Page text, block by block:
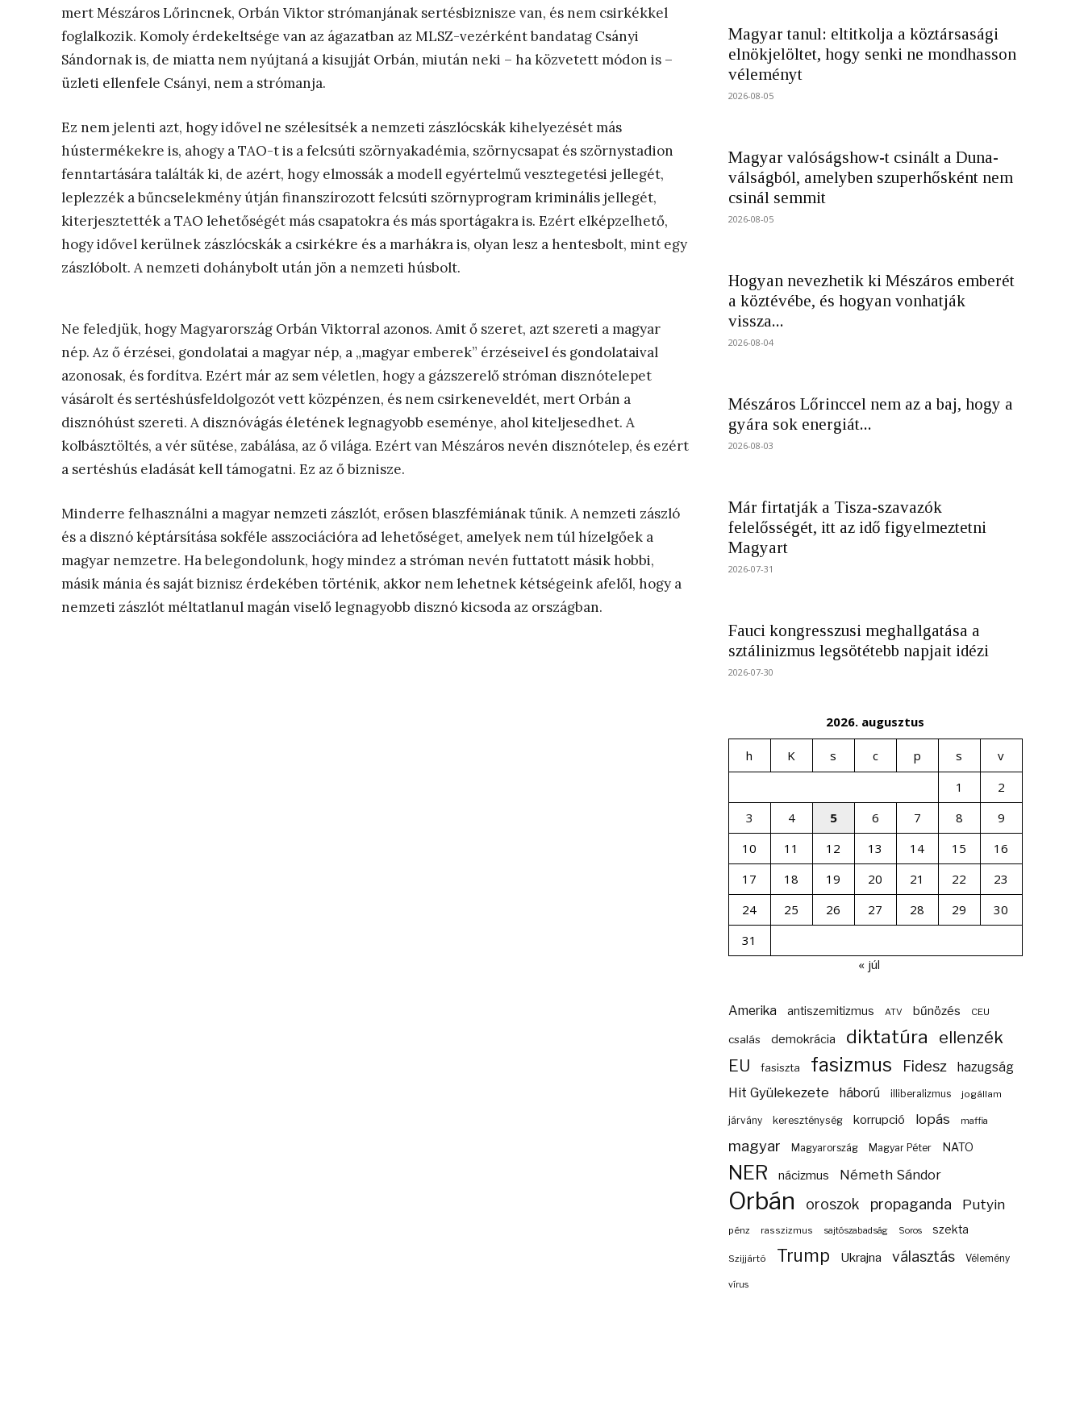
mert Mészáros Lőrincnek, Orbán Viktor strómanjának sertésbiznisze van, és nem csirkékkel
foglalkozik. Komoly érdekeltsége van az ágazatban az MLSZ-vezérként bandatag Csányi
Sándornak is, de miatta nem nyújtaná a kisujját Orbán, miután neki – ha közvetett módon is –
üzleti ellenfele Csányi, nem a strómanja.
Ez nem jelenti azt, hogy idővel ne szélesítsék a nemzeti zászlócskák kihelyezését más
hústermékekre is, ahogy a TAO-t is a felcsúti szörnyakadémia, szörnycsapat és szörnystadion
fenntartására találták ki, de azért, hogy elmossák a modell egyértelmű vesztegetési jellegét,
leplezzék a bűncselekmény útján finanszírozott felcsúti szörnyprogram kriminális jellegét,
kiterjesztették a TAO lehetőségét más csapatokra és más sportágakra is. Ezért elképzelhető,
hogy idővel kerülnek zászlócskák a csirkékre és a marhákra is, olyan lesz a hentesbolt, mint egy
zászlóbolt. A nemzeti dohánybolt után jön a nemzeti húsbolt.
Ne feledjük, hogy Magyarország Orbán Viktorral azonos. Amit ő szeret, azt szereti a magyar
nép. Az ő érzései, gondolatai a magyar nép, a „magyar emberek” érzéseivel és gondolataival
azonosak, és fordítva. Ezért már az sem véletlen, hogy a gázszerelő stróman disznótelepet
vásárolt és sertéshúsfeldolgozót vett közpénzen, és nem csirkeneveldét, mert Orbán a
disznóhúst szereti. A disznóvágás életének legnagyobb eseménye, ahol kiteljesedhet. A
kolbásztöltés, a vér sütése, zabálása, az ő világa. Ezért van Mészáros nevén disznótelep, és ezért
a sertéshús eladását kell támogatni. Ez az ő biznisze.
Minderre felhasználni a magyar nemzeti zászlót, erősen blaszfémiának tűnik. A nemzeti zászló
és a disznó képtársítása sokféle asszociációra ad lehetőséget, amelyek nem túl hízelgőek a
magyar nemzetre. Ha belegondolunk, hogy mindez a stróman nevén futtatott másik hobbi,
másik mánia és saját biznisz érdekében történik, akkor nem lehetnek kétségeink afelől, hogy a
nemzeti zászlót méltatlanul magán viselő legnagyobb disznó kicsoda az országban.
Magyar tanul: eltitkolja a köztársasági
elnökjelöltet, hogy senki ne mondhasson
véleményt
2026-08-05
Magyar valóságshow-t csinált a Duna-
válságból, amelyben szuperhősként nem
csinál semmit
2026-08-05
Hogyan nevezhetik ki Mészáros emberét
a köztévébe, és hogyan vonhatják
vissza...
2026-08-04
Mészáros Lőrinccel nem az a baj, hogy a
gyára sok energiát...
2026-08-03
Már firtatják a Tisza-szavazók
felelősségét, itt az idő figyelmeztetni
Magyart
2026-07-31
Fauci kongresszusi meghallgatása a
sztálinizmus legsötétebb napjait idézi
2026-07-30
2026. augusztus
h K s c p s
v
1
2
3
4 5 6 7 8
9
10
11 12 13 14 15
16
17
18 19 20 21 22
23
24
25 26 27 28 29
30
31
« júl
Amerika antiszemitizmus ATV bűnözés CEU
csalás demokrácia diktatúra ellenzék
EU fasiszta fasizmus Fidesz hazugság
Hit Gyülekezete háború illiberalizmus jogállam
járvány kereszténység korrupció lopás maffia
magyar Magyarország Magyar Péter NATO
NER nácizmus Németh Sándor
Orbán oroszok propaganda Putyin
pénz rasszizmus sajtószabadság Soros szekta
Szijjártó Trump Ukrajna választás Vélemény
vírus